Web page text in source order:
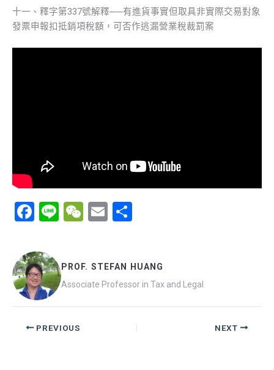
十一、釋字第337號解釋──有進貨事實但取具非實際交易對象
發票申報扣抵銷項稅額，可否作逃漏營業稅裁罰案
F
ce
b
o
o
k
Li
W
h
at
E
PROF. STEFAN HUANG
Associate Professor in Tax and Legal
PREVIOUS NEXT